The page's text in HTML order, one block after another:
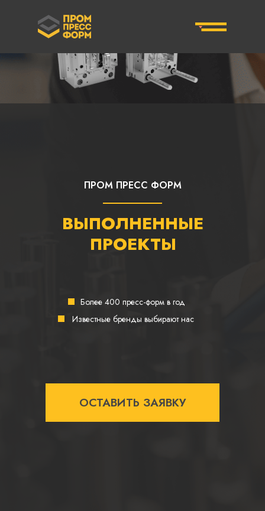
ВЫПОЛНЕННЫЕ
ПРОЕКТЫ
ПРОМ ПРЕСС ФОРМ
ОСТАВИТЬ ЗАЯВКУ
Известные бренды выбирают нас
Более 400 пресс-форм в год